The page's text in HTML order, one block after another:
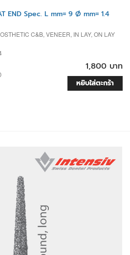
END Spec. L mm= 9 Ø mm= 1.4
C&B, VENEER, IN LAY, ON LAY
1,800 บาท
หยิบใส่ตะกร้า